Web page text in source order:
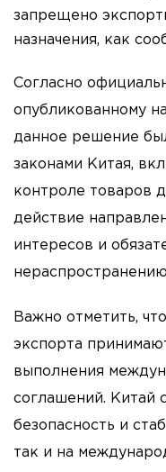
запрещено
назначения, как
Согласно
опубликованному
данное решение
законами Китая,
контроле товаров
действие
интересов и
Важно отметить,
экспорта
выполнения
соглашений. Китай
безопасность и
так и на